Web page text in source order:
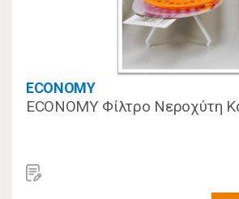
ECONOMY
ECONOMY Φίλτρο Νεροχύτη